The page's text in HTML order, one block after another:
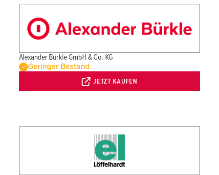
Alexander Bürkle GmbH & Co. KG
Geringer Bestand
JETZT KAUFEN